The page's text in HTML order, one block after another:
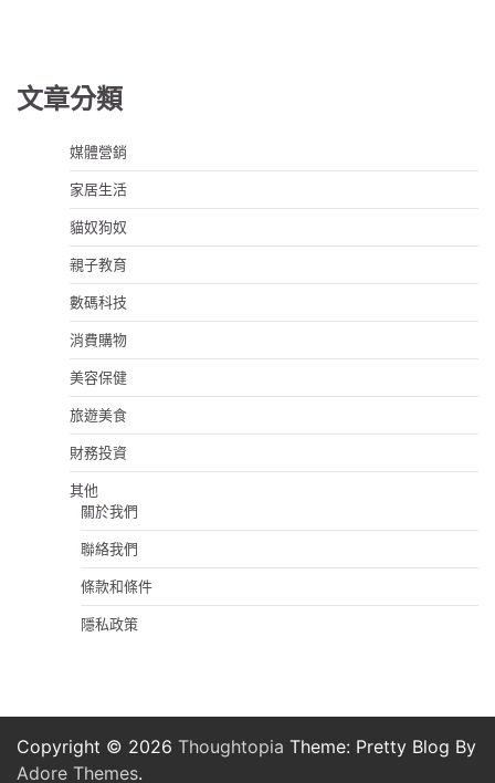
文章分類
媒體營銷
家居生活
貓奴狗奴
親子教育
數碼科技
消費購物
美容保健
旅遊美食
財務投資
其他
關於我們
聯絡我們
條款和條件
隱私政策
Copyright © 2026 Thoughtopia Theme: Pretty Blog By
Adore Themes.